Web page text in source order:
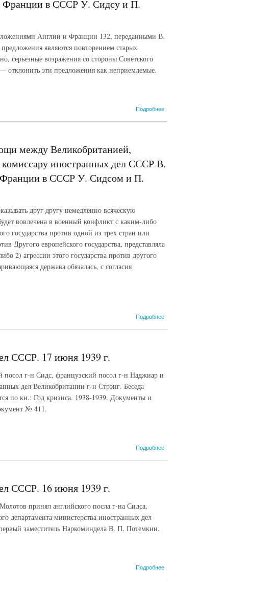
в СССР У. Сидсу и П.
Англии и Франции 132, переданными В.
являются повторением старых
серьезные возражения со стороны Советского
отклонить эти предложения как неприемлемые.
Подробнее
между Великобританией,
иностранных дел СССР В.
в СССР У. Сидсом и П.
друг другу немедленно всяческую
вовлечена в военный конфликт с каким-либо
государства против одной из трех стран или
Другого европейского государства, представляла
2) агрессии этого государства против другого
держава обязалась, с согласия
Подробнее
СССР. 17 июня 1939 г.
г-н Сидс, французский посол г-н Наджиар и
дел Великобритании г-н Стрэнг. Беседа
по кн.: Год кризиса. 1938-1939. Документы и
№ 411.
Подробнее
иностранных
СССР. 16 июня 1939 г.
принял английского посла г-на Сидса,
департамента министерства иностранных дел
заместитель Наркоминдела В. П. Потемкин.
Подробнее
иностранных